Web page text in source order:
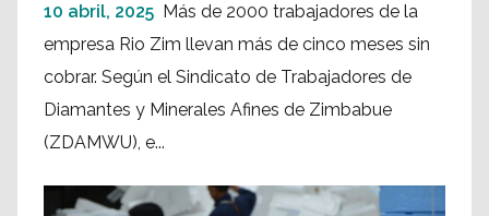
10 abril, 2025 Más de 2000 trabajadores de la
empresa Rio Zim llevan más de cinco meses sin
cobrar. Según el Sindicato de Trabajadores de
Diamantes y Minerales Afines de Zimbabue
(ZDAMWU), e...